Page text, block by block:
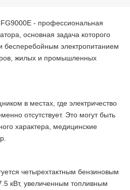
- профессиональная
основная задача которого
бесперебойным электропитанием
жилых и промышленных
в местах, где электричество
отсутствует. Это могут быть
характера, медицинские
четырехтактным бензиновым
кВт, увеличенным топливным